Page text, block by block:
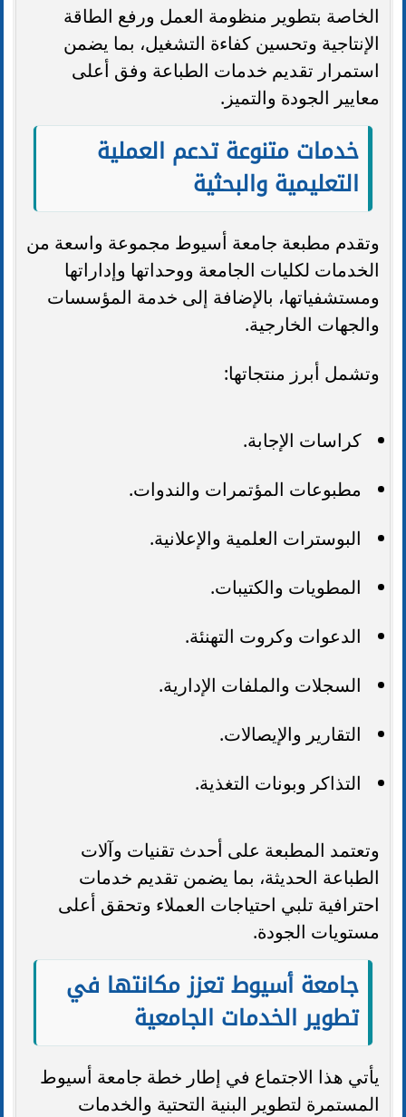
الخاصة بتطوير منظومة العمل ورفع الطاقة
الإنتاجية وتحسين كفاءة التشغيل، بما يضمن
استمرار تقديم خدمات الطباعة وفق أعلى
معايير الجودة والتميز.
خدمات متنوعة تدعم العملية
التعليمية والبحثية
وتقدم مطبعة جامعة أسيوط مجموعة واسعة من
الخدمات لكليات الجامعة ووحداتها وإداراتها
ومستشفياتها، بالإضافة إلى خدمة المؤسسات
والجهات الخارجية.
وتشمل أبرز منتجاتها:
كراسات الإجابة.
مطبوعات المؤتمرات والندوات.
البوسترات العلمية والإعلانية.
المطويات والكتيبات.
الدعوات وكروت التهنئة.
السجلات والملفات الإدارية.
التقارير والإيصالات.
التذاكر وبونات التغذية.
وتعتمد المطبعة على أحدث تقنيات وآلات
الطباعة الحديثة، بما يضمن تقديم خدمات
احترافية تلبي احتياجات العملاء وتحقق أعلى
مستويات الجودة.
جامعة أسيوط تعزز مكانتها في
تطوير الخدمات الجامعية
يأتي هذا الاجتماع في إطار خطة جامعة أسيوط
المستمرة لتطوير البنية التحتية والخدمات